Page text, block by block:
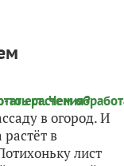
в огород. И
растёт в
лист